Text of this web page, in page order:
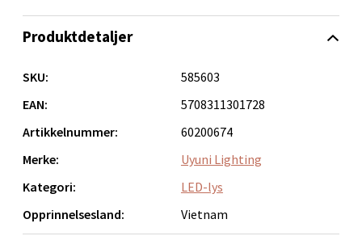
samt styre timingen. Batteri 2xC (ikke inkludert)
Produktdetaljer
SKU:
585603
EAN:
5708311301728
Artikkelnummer:
60200674
Merke:
Uyuni Lighting
Kategori:
LED-lys
Opprinnelsesland:
Vietnam
Bergen - Oasen Senter
Oppdal - Aunasenteret